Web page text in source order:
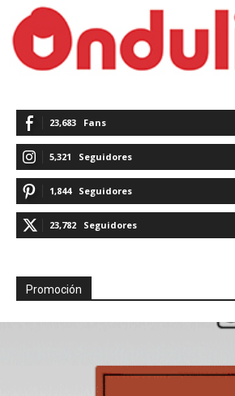
23,683 Fans
5,321 Seguidores
1,844 Seguidores
23,782 Seguidores
Promoción